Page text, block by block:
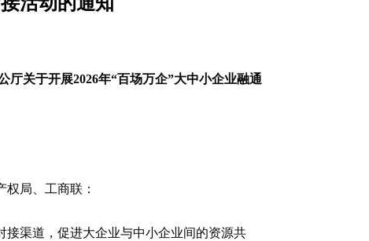
关于开展2026年“百场万企”大中小企业融通
局、工商联：
渠道，促进大企业与中小企业间的资源共